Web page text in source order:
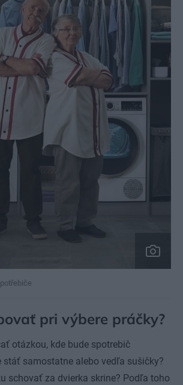
pri výbere práčky?
otázkou, kde bude spotrebič
stáť samostatne alebo vedľa sušičky?
schovať za dvierka skrine? Podľa toho